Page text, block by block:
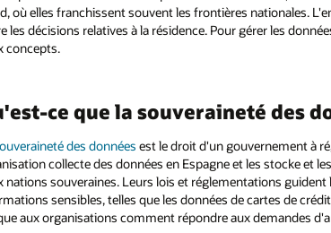
où elles franchissent souvent les frontières nationales.
les décisions relatives à la résidence. Pour gérer les
concepts.
ce que la souveraineté des
des données est le droit d'un gouvernement à
collecte des données en Espagne et les stocke et
nations souveraines. Leurs lois et réglementations
sensibles, telles que les données de cartes de
aux organisations comment répondre aux demandes